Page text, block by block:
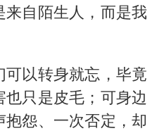
自陌生人，而是我
以转身就忘，毕竟
只是皮毛；可身边
抱怨、一次否定，却